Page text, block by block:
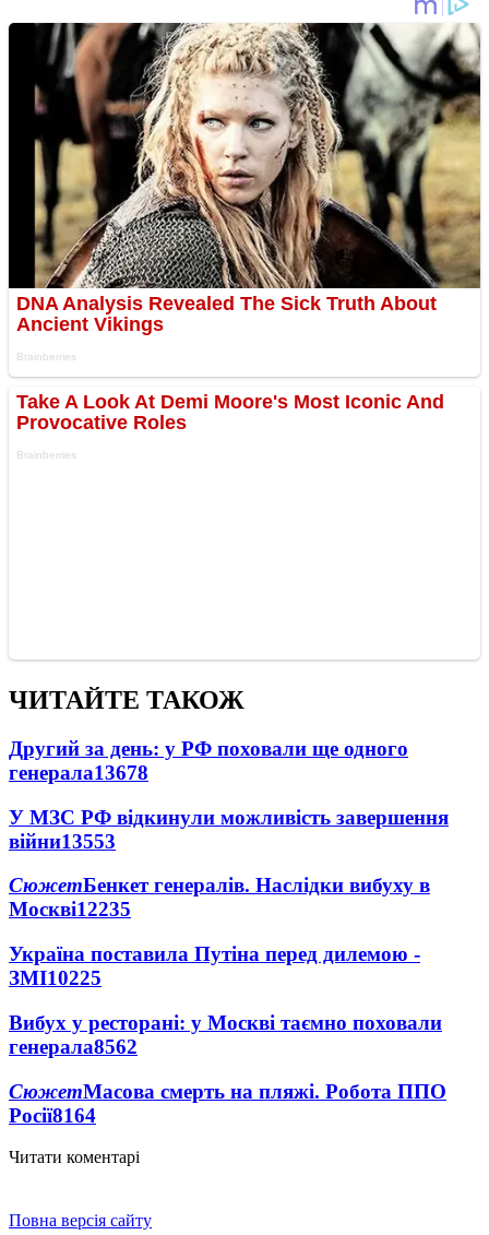
ЧИТАЙТЕ ТАКОЖ
Другий за день: у РФ поховали ще одного
генерала13678
У МЗС РФ відкинули можливість завершення
війни13553
СюжетБенкет генералів. Наслідки вибуху в
Москві12235
Україна поставила Путіна перед дилемою -
ЗМІ10225
Вибух у ресторані: у Москві таємно поховали
генерала8562
СюжетМасова смерть на пляжі. Робота ППО
Росії8164
Читати коментарі
Повна версія сайту